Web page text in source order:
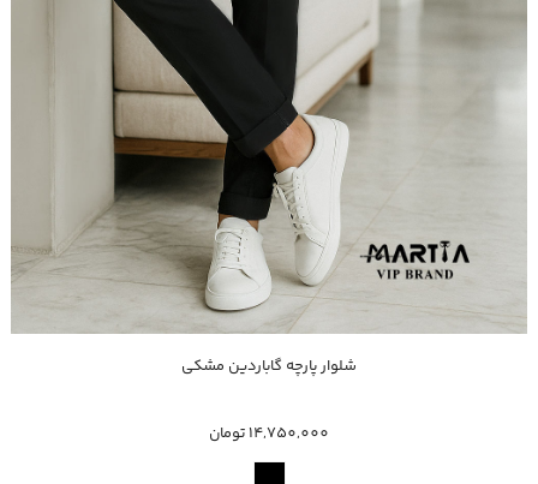
خرید سریع
شلوار پارچه گاباردین مشکی
14,750,000 تومان